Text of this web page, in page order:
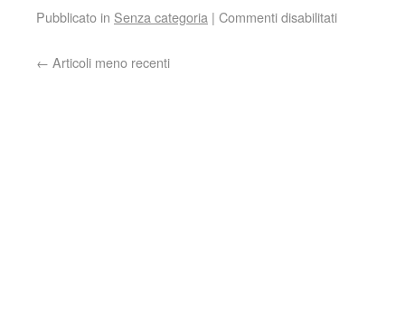
Pubblicato in Senza categoria | Commenti disabilitati
← Articoli meno recenti